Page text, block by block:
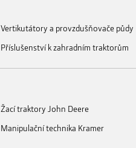
Vertikutátory a provzdušňovače půdy
Příslušenství k zahradním traktorům
Žací traktory John Deere
Manipulační technika Kramer